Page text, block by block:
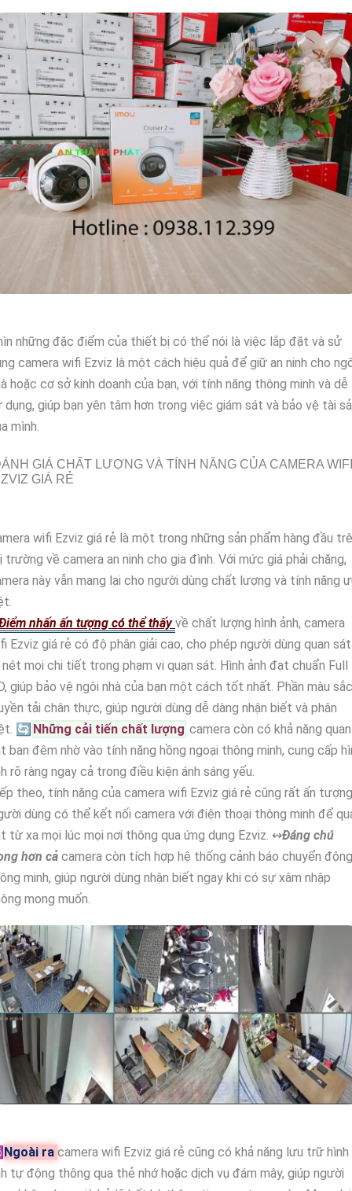
những đặc điểm của thiết bị có thể nói là việc lắp đặt và sử
camera wifi Ezviz là một cách hiệu quả để giữ an ninh cho
hoặc cơ sở kinh doanh của bạn, với tính năng thông minh và dễ
dụng, giúp bạn yên tâm hơn trong việc giám sát và bảo vệ tài
mình.
GIÁ CHẤT LƯỢNG VÀ TÍNH NĂNG CỦA CAMERA WIFI
GIÁ RẺ
wifi Ezviz giá rẻ là một trong những sản phẩm hàng đầu
trường về camera an ninh cho gia đình. Với mức giá phải chăng,
này vẫn mang lại cho người dùng chất lượng và tính năng
nhấn ấn tượng có thể thấyvề chất lượng hình ảnh, camera
Ezviz giá rẻ có độ phân giải cao, cho phép người dùng quan sát
nét mọi chi tiết trong phạm vi quan sát. Hình ảnh đạt chuẩn Full
giúp bảo vệ ngôi nhà của bạn một cách tốt nhất. Phần màu sắc
tải chân thực, giúp người dùng dễ dàng nhận biết và phân
🔄 Những cải tiến chất lượng camera còn có khả năng quan
ban đêm nhờ vào tính năng hồng ngoại thông minh, cung cấp
rõ ràng ngay cả trong điều kiện ánh sáng yếu.
theo, tính năng của camera wifi Ezviz giá rẻ cũng rất ấn
dùng có thể kết nối camera với điện thoại thông minh để
từ xa mọi lúc mọi nơi thông qua ứng dụng Ezviz. ↭Đáng chú
hơn cả camera còn tích hợp hệ thống cảnh báo chuyển động
minh, giúp người dùng nhận biết ngay khi có sự xâm nhập
mong muốn.
Ngoài ra camera wifi Ezviz giá rẻ cũng có khả năng lưu trữ hình
tự động thông qua thẻ nhớ hoặc dịch vụ đám mây, giúp người